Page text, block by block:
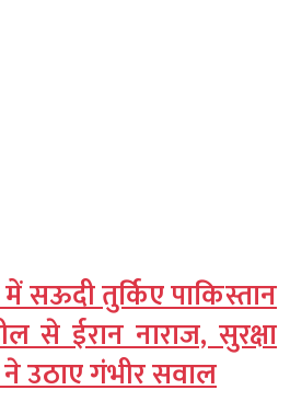
सऊदी तुर्किए पाकिस्तान
से ईरान नाराज, सुरक्षा
उठाए गंभीर सवाल